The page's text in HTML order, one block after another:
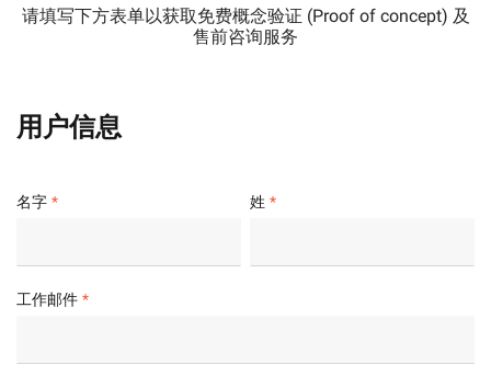
请填写下方表单以获取免费概念验证 (Proof of concept) 及
售前咨询服务
用户信息
名字 姓
工作邮件